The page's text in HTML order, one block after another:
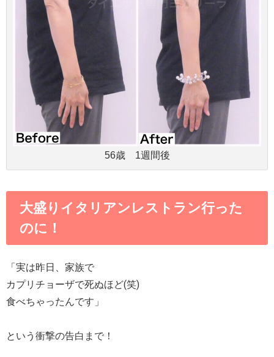
56歳 1週間後
大盛りイタリアンレストラン行った
のに！
「実は昨日、家族で
カプリチョーザで死ぬほど(笑)
食べちゃったんです」
という衝撃の告白まで！